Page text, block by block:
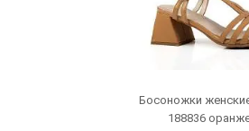
Босоножки
188836